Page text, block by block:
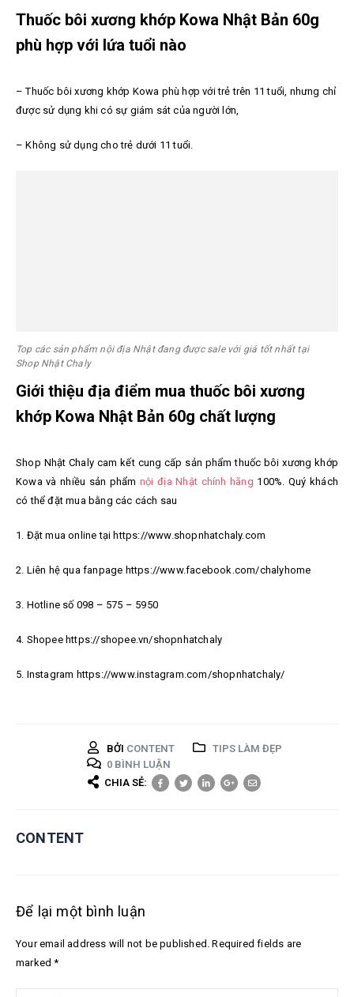
Thuốc bôi xương khớp Kowa Nhật Bản 60g
phù hợp với lứa tuổi nào
– Thuốc bôi xương khớp Kowa phù hợp với trẻ trên 11 tuổi, nhưng chỉ
được sử dụng khi có sự giám sát của người lớn,
– Không sử dụng cho trẻ dưới 11 tuổi.
Top các sản phẩm nội địa Nhật đang được sale với giá tốt nhất tại
Shop Nhật Chaly
Giới thiệu địa điểm mua thuốc bôi xương
khớp Kowa Nhật Bản 60g chất lượng
Shop Nhật Chaly cam kết cung cấp sản phẩm thuốc bôi xương khớp
Kowa và nhiều sản phẩmnội địa Nhật chính hãng 100%. Quý khách
có thể đặt mua bằng các cách sau
1. Đặt mua online tại https://www.shopnhatchaly.com
2. Liên hệ qua fanpage https://www.facebook.com/chalyhome
3. Hotline số 098 – 575 – 5950
4. Shopee https://shopee.vn/shopnhatchaly
5. Instagram https://www.instagram.com/shopnhatchaly/
BỞI CONTENT
TIPS LÀM ĐẸP
0 BÌNH LUẬN
CHIA SẺ:
CONTENT
Để lại một bình luận
Your email address will not be published. Required fields are
marked *